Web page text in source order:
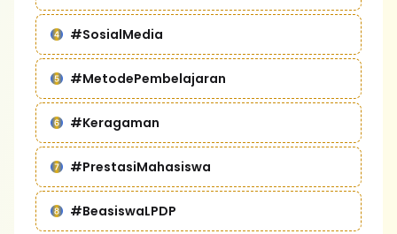
#SosialMedia
#MetodePembelajaran
#Keragaman
#PrestasiMahasiswa
#BeasiswaLPDP